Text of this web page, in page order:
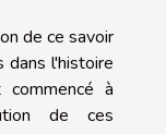
de ce savoir
dans l'histoire
à
de ces